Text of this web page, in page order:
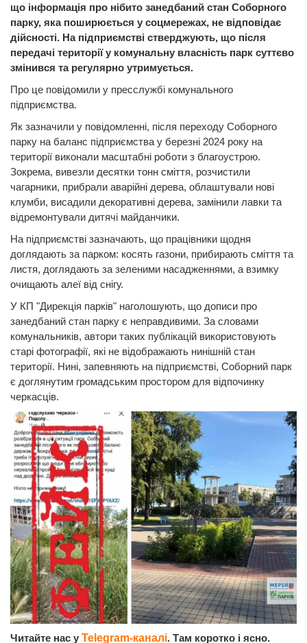
що інформація про нібито занедбаний стан Соборного
парку, яка поширюється у соцмережах, не відповідає
дійсності. На підприємстві стверджують, що після
передачі території у комунальну власність парк суттєво
змінився та регулярно утримується.
Про це повідомили у пресслужбі комунального
підприємства.
Як зазначили у повідомленні, після переходу Соборного
парку на баланс підприємства у березні 2024 року на
території виконали масштабні роботи з благоустрою.
Зокрема, вивезли десятки тонн сміття, розчистили
чагарники, прибрали аварійні дерева, облаштували нові
клумби, висадили декоративні дерева, замінили лавки та
відремонтували дитячі майданчики.
На підприємстві зазначають, що працівники щодня
доглядають за парком: косять газони, прибирають сміття та
листя, доглядають за зеленими насадженнями, а взимку
очищають алеї від снігу.
У КП "Дирекція парків" наголошують, що дописи про
занедбаний стан парку є неправдивими. За словами
комунальників, автори таких публікацій використовують
старі фотографії, які не відображають нинішній стан
території. Нині, запевняють на підприємстві, Соборний парк
є доглянутим громадським простором для відпочинку
черкасців.
Читайте нас у Telegram-каналі. Там коротко і ясно.